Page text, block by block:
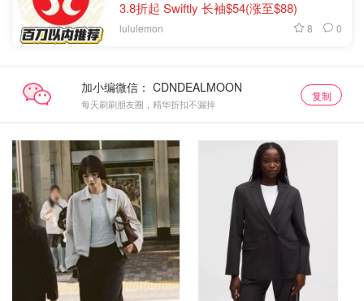
3.8折起 Swiftly 长袖$54(涨至$88)
lululemon 8 0
加小编微信：
每天刷刷朋友圈，精华折扣不漏掉
复制